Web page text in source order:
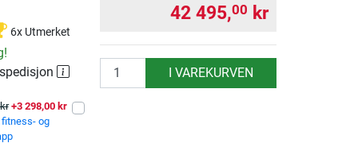
6x Utmerket
+3 298,00 kr
og
42 495,00 kr
antall I VAREKURVEN